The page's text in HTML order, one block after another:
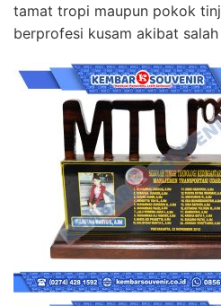
tamat tropi maupun pokok
berprofesi kusam akibat